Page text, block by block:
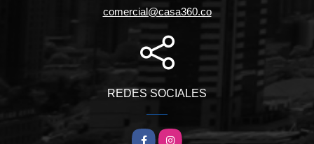
comercial@casa360.co
REDES SOCIALES
FacebookInstagram